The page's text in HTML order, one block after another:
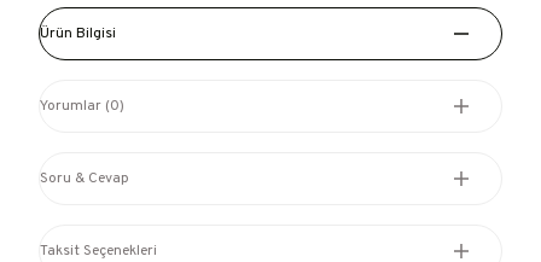
Ürün Bilgisi
Yorumlar (0)
Soru & Cevap
Taksit Seçenekleri